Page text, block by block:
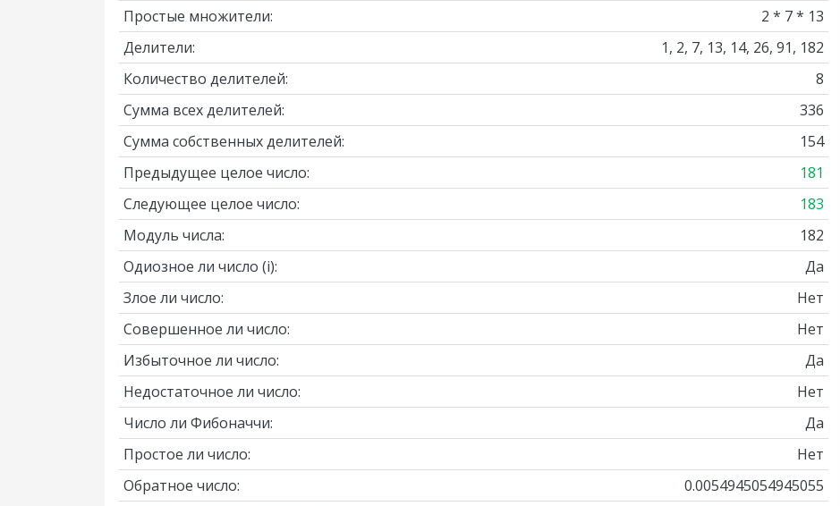
Простые множители:
2 * 7 * 13
Делители:
1, 2, 7, 13, 14, 26, 91, 182
Количество делителей:
8
Сумма всех делителей:
336
Сумма собственных делителей:
154
Предыдущее целое число:
181
Следующее целое число:
183
Модуль числа:
182
Одиозное ли число (i):
Да
Злое ли число:
Нет
Совершенное ли число:
Нет
Избыточное ли число:
Да
Недостаточное ли число:
Нет
Число ли Фибоначчи:
Да
Простое ли число:
Нет
Обратное число:
0.0054945054945055